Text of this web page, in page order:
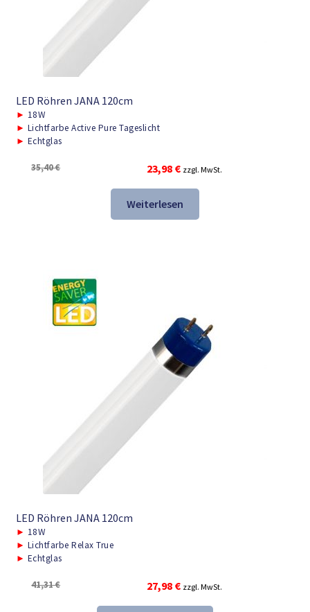
LED Röhren JANA 120cm
► 18W
► Lichtfarbe Active Pure Tageslicht
► Echtglas
35,40€
Ursprünglicher
Preis
war:
35,40 €
23,98 €Aktueller
Preis
ist:
23,98 €.
zzgl. MwSt.
Weiterlesen
LED Röhren JANA 120cm
► 18W
► Lichtfarbe Relax True
► Echtglas
41,31€
Ursprünglicher
Preis
27,98 €Aktueller
Preis
zzgl. MwSt.